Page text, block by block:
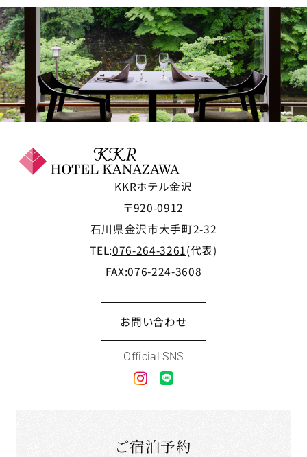
KKRホテル金沢
〒920-0912
石川県金沢市大手町2-32
TEL:076-264-3261(代表)
FAX:076-224-3608
お問い合わせ
Official SNS
ご宿泊予約